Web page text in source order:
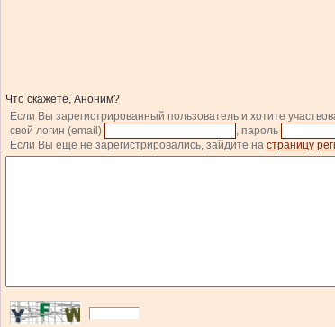
Что скажете, Аноним?
Если Вы зарегистрированный пользователь и хотите
свой логин (email)
, пароль
Если Вы еще не зарегистрировались, зайдите на страницу